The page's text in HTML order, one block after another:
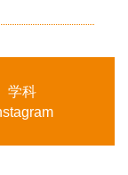
学科